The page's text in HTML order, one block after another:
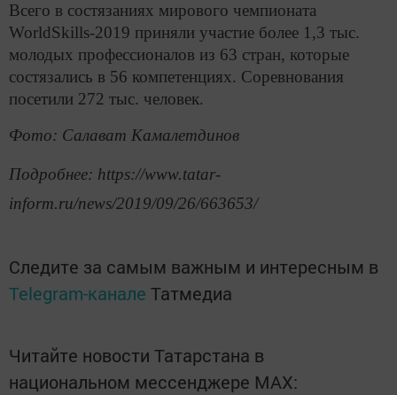
Всего в состязаниях мирового чемпионата
WorldSkills-2019 приняли участие более 1,3 тыс.
молодых профессионалов из 63 стран, которые
состязались в 56 компетенциях. Соревнования
посетили 272 тыс. человек.
Фото: Салават Камалетдинов
Подробнее: https://www.tatar-
inform.ru/news/2019/09/26/663653/
Следите за самым важным и интересным в
Telegram-канале Татмедиа
Читайте новости Татарстана в
национальном мессенджере MАХ: